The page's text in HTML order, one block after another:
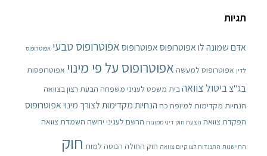
תגיות
אדם שמונה לו אפוטרופוסאפוטרופוסאפוטרופוס טבעי אפוטרופוס
לדין אפוטרופוס למעשה אפוטרופוס על פי מינוי אפוטרופסות
בג"צביטול צוואהבית משפט לעניני משפחה הבעת רצון בצוואה
הנחיות מקדימות למיופה כח הנחיות מקדימות לצורך מינוי אפוטרופוס
הפקדת צוואה הצעת חוק דיני ממונות הרשם לעניני ירושה השמדת צוואה
התיישנות התנגדות לצו קיום צוואה חוק החולה הנוטה למות חוק